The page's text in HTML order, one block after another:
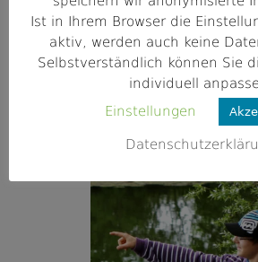
Güterlände 13, Riedenburg
Seminar & Seminargerichte
Verpflegung auf eigene
Ist in Ihrem Browser die
aktiv, werden auch keine
Selbstverständlich können Sie
individuell
Einstellungen